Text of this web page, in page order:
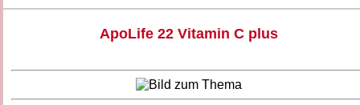
ApoLife 22 Vitamin C plus